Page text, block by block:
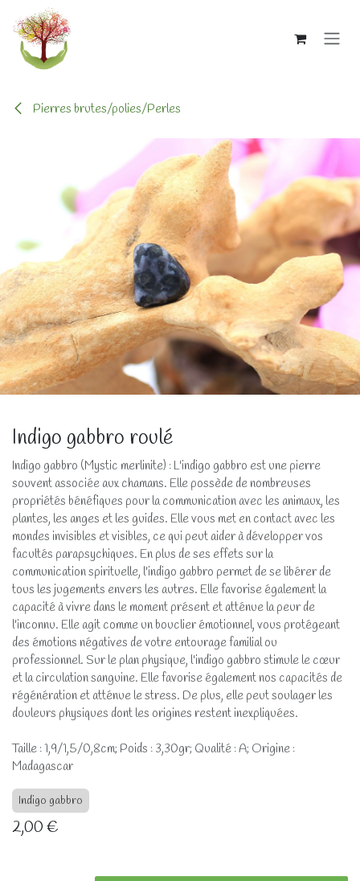
Se rendre au contenu
Pierres brutes/polies/Perles
Indigo gabbro roulé
Indigo gabbro (Mystic merlinite) : L'indigo gabbro est une pierre
souvent associée aux chamans. Elle possède de nombreuses
propriétés bénéfiques pour la communication avec les animaux, les
plantes, les anges et les guides. Elle vous met en contact avec les
mondes invisibles et visibles, ce qui peut aider à développer vos
facultés parapsychiques. En plus de ses effets sur la
communication spirituelle, l'indigo gabbro permet de se libérer de
tous les jugements envers les autres. Elle favorise également la
capacité à vivre dans le moment présent et atténue la peur de
l'inconnu. Elle agit comme un bouclier émotionnel, vous protégeant
des émotions négatives de votre entourage familial ou
professionnel. Sur le plan physique, l'indigo gabbro stimule le cœur
et la circulation sanguine. Elle favorise également nos capacités de
régénération et atténue le stress. De plus, elle peut soulager les
douleurs physiques dont les origines restent inexpliquées.
Taille : 1,9/1,5/0,8cm; Poids : 3,30gr; Qualité : A; Origine :
Madagascar
Indigo gabbro
2,00€